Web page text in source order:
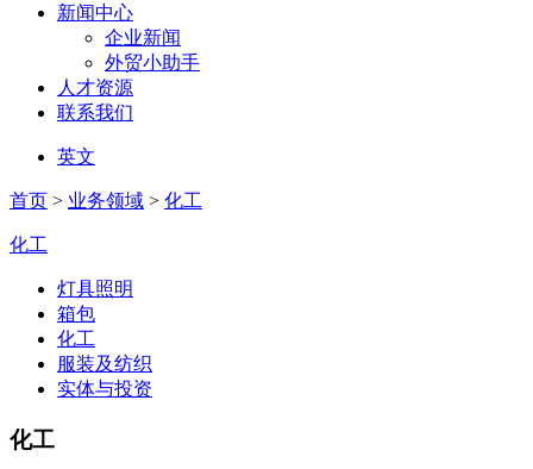
新闻中心
企业新闻
外贸小助手
人才资源
联系我们
英文
首页 > 业务领域 > 化工
化工
灯具照明
箱包
化工
服装及纺织
实体与投资
化工